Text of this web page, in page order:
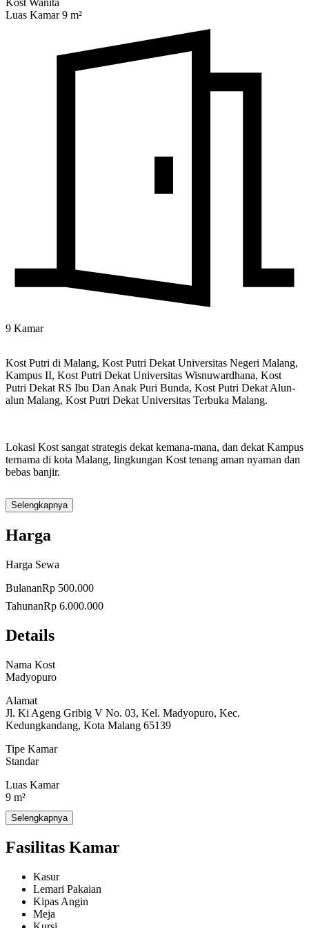
Luas Kamar 9 m²
9 Kamar
Kost Putri di Malang, Kost Putri Dekat Universitas Negeri Malang,
Kampus II, Kost Putri Dekat Universitas Wisnuwardhana, Kost
Putri Dekat RS Ibu Dan Anak Puri Bunda, Kost Putri Dekat Alun-
alun Malang, Kost Putri Dekat Universitas Terbuka Malang.
Lokasi Kost sangat strategis dekat kemana-mana, dan dekat Kampus
ternama di kota Malang, lingkungan Kost tenang aman nyaman dan
bebas banjir.
pemilik Rumah Kost Telp/WA: 081233040137
– Tempat Tidur
– Kipas Angin
Fasilitas Bersama:
– Wifi
– Dapur & Kompor
Lokasi Kost Strategis:
– Dekat RS Ibu Dan Anak Puri Bunda (9 Menit)
– Dekat Alun-alun Malang (10 Menit)
Selengkapnya
Harga
Harga Sewa
BulananRp 500.000
TahunanRp 6.000.000
Details
Nama Kost
Madyopuro
Alamat
Jl. Ki Ageng Gribig V No. 03, Kel. Madyopuro, Kec.
Kedungkandang, Kota Malang 65139
Tipe Kamar
Standar
Luas Kamar
9 m²
Jumlah Kamar
Selengkapnya
Fasilitas Kamar
Kasur
Lemari Pakaian
Kipas Angin
Meja